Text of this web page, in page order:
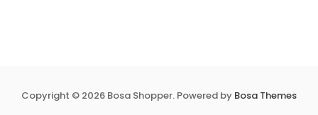
Copyright © 2026 Bosa Shopper. Powered by Bosa Themes